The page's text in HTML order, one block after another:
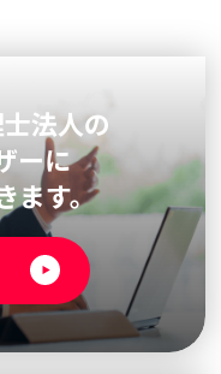
法人の
ーに
ます。